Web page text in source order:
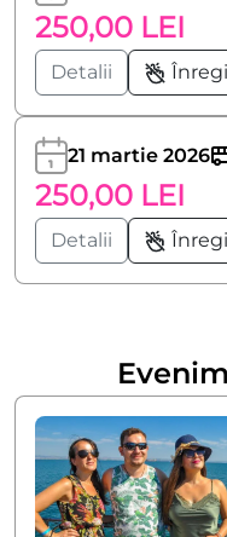
250,00 LEI
Detalii
21 martie 2026
250,00 LEI
Detalii